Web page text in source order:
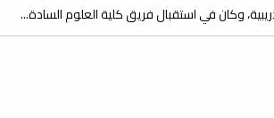
وكان في استقبال فريق كلية العلوم السادة...